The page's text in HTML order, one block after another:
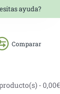
ayuda?
Comparar
- 0,00€